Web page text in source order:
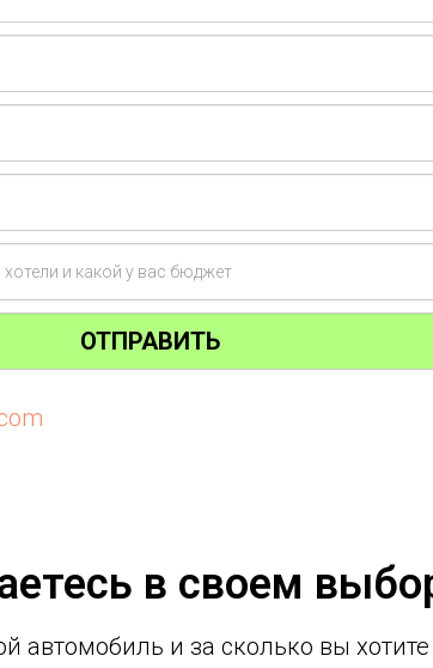
ОТПРАВИТЬ
в своем
автомобиль и за сколько вы